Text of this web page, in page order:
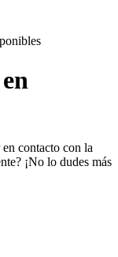
contacto con la
¡No lo dudes más